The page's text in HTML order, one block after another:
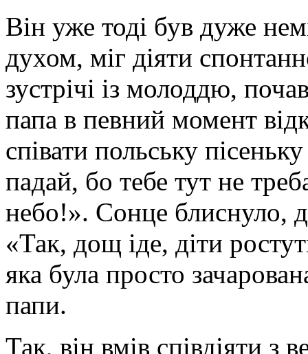
Він уже тоді був дуже
духом, міг діяти
зустрічі із молоддю,
папа в певний момент
співати польську
падай, бо тебе тут не
небо!». Сонце блиснуло,
«Так, дощ іде, діти
яка була просто
папи.
Так, він вмів співдіяти з